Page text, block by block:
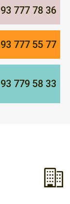
93 777 78 36
93 777 55 77
93 779 58 33